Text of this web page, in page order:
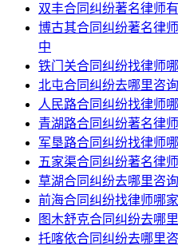
双丰合同纠纷著名律师
博古其合同纠纷著名律
中
铁门关合同纠纷找律师
北屯合同纠纷去哪里咨
人民路合同纠纷找律师
青湖路合同纠纷著名律
军垦路合同纠纷找律师
五家渠合同纠纷著名律
草湖合同纠纷去哪里咨
前海合同纠纷找律师哪
图木舒克合同纠纷去哪
托喀依合同纠纷去哪里